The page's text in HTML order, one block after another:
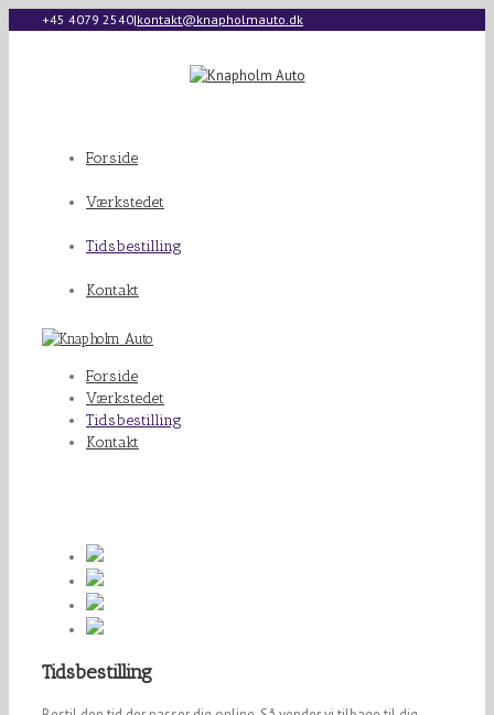
+45 4079 2540|kontakt@knapholmauto.dk
Forside
Værkstedet
Tidsbestilling
Kontakt
Forside
Værkstedet
Tidsbestilling
Kontakt
Tidsbestilling